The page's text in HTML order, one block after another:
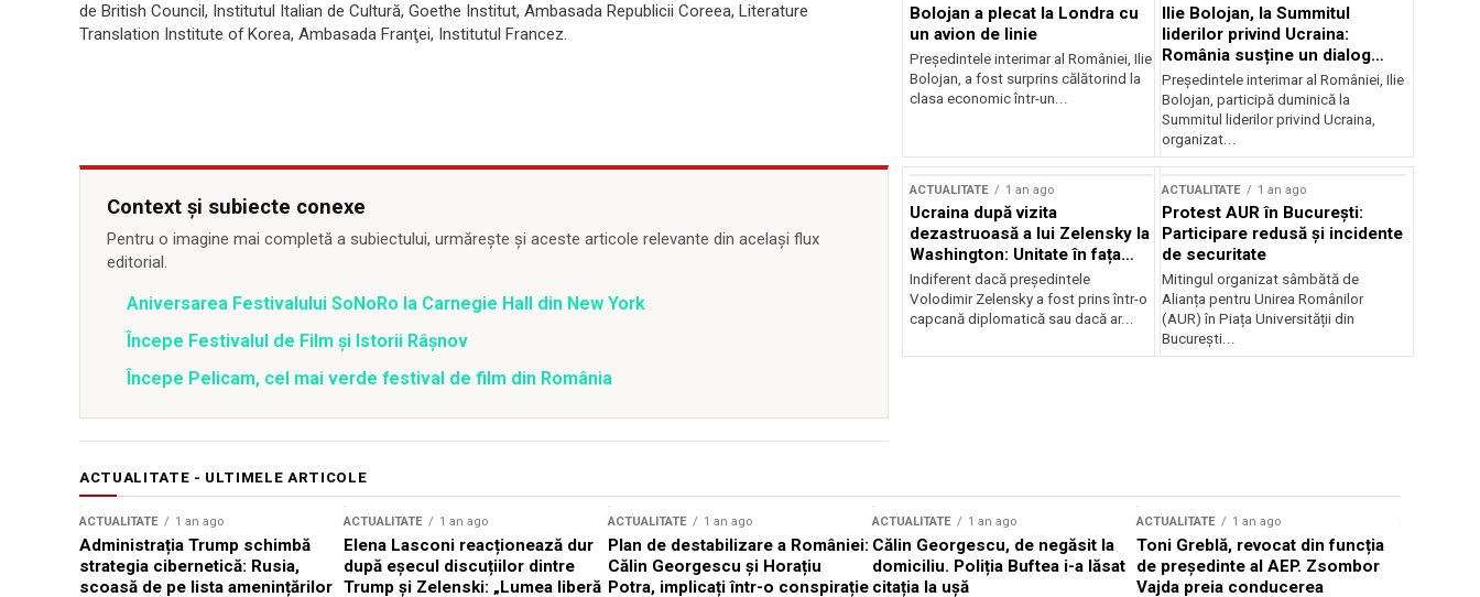
de British Council, Institutul Italian de Cultură, Goethe Institut, Ambasada Republicii Coreea, Literature
Translation Institute of Korea, Ambasada Franţei, Institutul Francez.
Context și subiecte conexe
Pentru o imagine mai completă a subiectului, urmărește și aceste articole relevante din același flux
editorial.
Aniversarea Festivalului SoNoRo la Carnegie Hall din New York
Începe Festivalul de Film și Istorii Râșnov
Începe Pelicam, cel mai verde festival de film din România
Bolojan a plecat la Londra cu
un avion de linie
Președintele interimar al României, Ilie
Bolojan, a fost surprins călătorind la
clasa economic într-un...
Ilie Bolojan, la Summitul
liderilor privind Ucraina:
România susține un dialog
transatlantic pentru securitate
și stabilitate
Președintele interimar al României, Ilie
Bolojan, participă duminică la
Summitul liderilor privind Ucraina,
organizat...
ACTUALITATE 1 an ago
Ucraina după vizita
dezastruoasă a lui Zelensky la
Washington: Unitate în fața
incertitudinii
Indiferent dacă președintele
Volodimir Zelensky a fost prins într-o
capcană diplomatică sau dacă ar...
ACTUALITATE 1 an ago
Protest AUR în București:
Participare redusă și incidente
de securitate
Mitingul organizat sâmbătă de
Alianța pentru Unirea Românilor
(AUR) în Piața Universității din
București...
ACTUALITATE - ULTIMELE ARTICOLE
ACTUALITATE 1 an ago
Administrația Trump schimbă
strategia cibernetică: Rusia,
scoasă de pe lista amenințărilor
ACTUALITATE 1 an ago
Elena Lasconi reacționează dur
după eșecul discuțiilor dintre
Trump și Zelenski: „Lumea liberă
ACTUALITATE 1 an ago
Plan de destabilizare a României:
Călin Georgescu și Horațiu
Potra, implicați într-o conspirație
ACTUALITATE 1 an ago
Călin Georgescu, de negăsit la
domiciliu. Poliția Buftea i-a lăsat
citația la ușă
ACTUALITATE 1 an ago
Toni Greblă, revocat din funcția
de președinte al AEP. Zsombor
Vajda preia conducerea